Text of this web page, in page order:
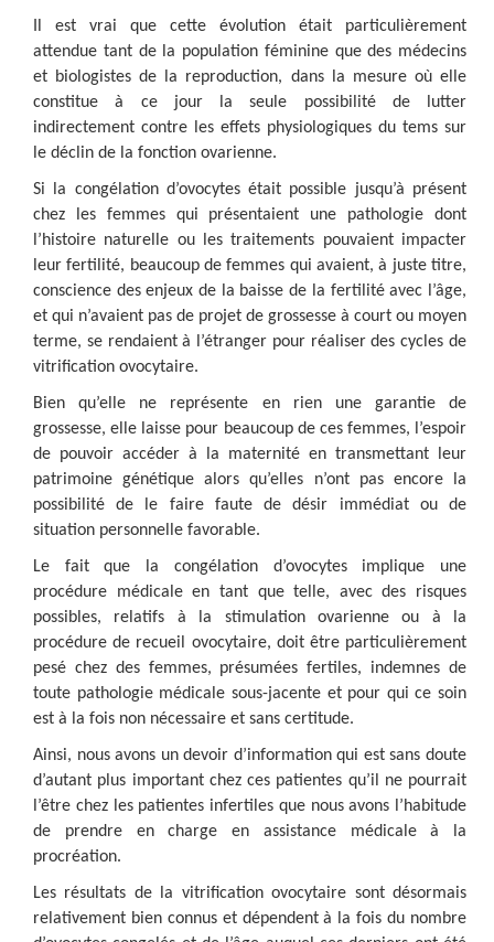
Il est vrai que cette évolution était particulièrement
attendue tant de la population féminine que des médecins
et biologistes de la reproduction, dans la mesure où elle
constitue à ce jour la seule possibilité de lutter
indirectement contre les effets physiologiques du tems sur
le déclin de la fonction ovarienne.
Si la congélation d’ovocytes était possible jusqu’à présent
chez les femmes qui présentaient une pathologie dont
l’histoire naturelle ou les traitements pouvaient impacter
leur fertilité, beaucoup de femmes qui avaient, à juste titre,
conscience des enjeux de la baisse de la fertilité avec l’âge,
et qui n’avaient pas de projet de grossesse à court ou moyen
terme, se rendaient à l’étranger pour réaliser des cycles de
vitrification ovocytaire.
Bien qu’elle ne représente en rien une garantie de
grossesse, elle laisse pour beaucoup de ces femmes, l’espoir
de pouvoir accéder à la maternité en transmettant leur
patrimoine génétique alors qu’elles n’ont pas encore la
possibilité de le faire faute de désir immédiat ou de
situation personnelle favorable.
Le fait que la congélation d’ovocytes implique une
procédure médicale en tant que telle, avec des risques
possibles, relatifs à la stimulation ovarienne ou à la
procédure de recueil ovocytaire, doit être particulièrement
pesé chez des femmes, présumées fertiles, indemnes de
toute pathologie médicale sous-jacente et pour qui ce soin
est à la fois non nécessaire et sans certitude.
Ainsi, nous avons un devoir d’information qui est sans doute
d’autant plus important chez ces patientes qu’il ne pourrait
l’être chez les patientes infertiles que nous avons l’habitude
de prendre en charge en assistance médicale à la
procréation.
Les résultats de la vitrification ovocytaire sont désormais
relativement bien connus et dépendent à la fois du nombre